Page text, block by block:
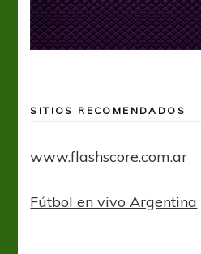
SITIOS RECOMENDADOS
www.flashscore.com.ar
Fútbol en vivo Argentina